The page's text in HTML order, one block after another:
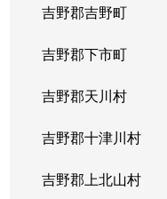
吉野郡吉野町
吉野郡下市町
吉野郡天川村
吉野郡十津川村
吉野郡上北山村